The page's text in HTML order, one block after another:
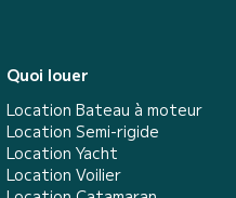
Quoi louer
Location Bateau à moteur
Location Semi-rigide
Location Yacht
Location Voilier